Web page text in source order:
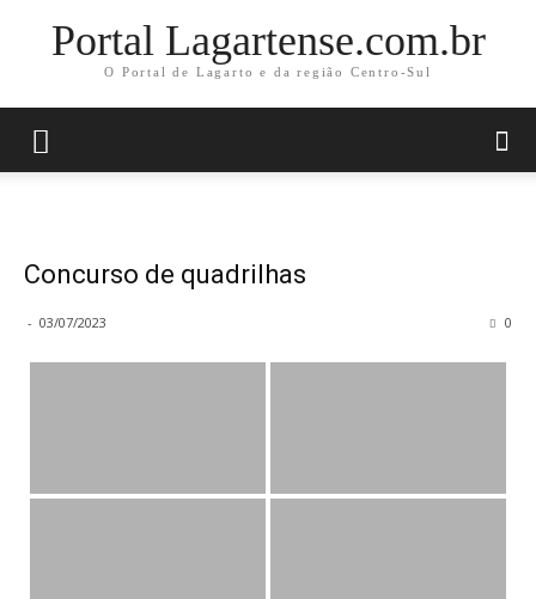
Portal Lagartense.com.br
O Portal de Lagarto e da região Centro-Sul
Concurso de quadrilhas
- 03/07/2023 0